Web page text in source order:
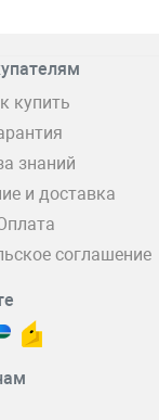
купить
знаний
и доставка
соглашение